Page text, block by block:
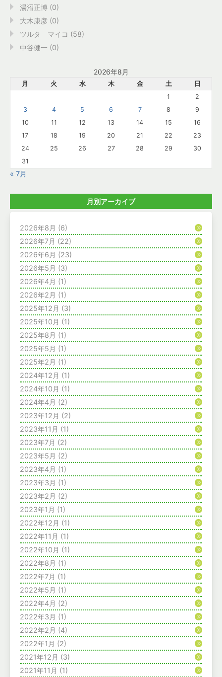
湯沼正博 (0)
大木康彦 (0)
ツルタ マイコ (58)
中谷健一 (0)
2026年8月
月 火 水 木 金 土
日
1
2
3
4 5 6 7 8
9
10
11 12 13 14 15
16
17
18 19 20 21 22
23
24
25 26 27 28 29
30
31
« 7月
月別アーカイブ
2026年8月 (6)
2026年7月 (22)
2026年6月 (23)
2026年5月 (3)
2026年4月 (1)
2026年2月 (1)
2025年12月 (3)
2025年10月 (1)
2025年8月 (1)
2025年5月 (1)
2025年2月 (1)
2024年12月 (1)
2024年10月 (1)
2024年4月 (2)
2023年12月 (2)
2023年11月 (1)
2023年7月 (2)
2023年5月 (2)
2023年4月 (1)
2023年3月 (1)
2023年2月 (2)
2023年1月 (1)
2022年12月 (1)
2022年11月 (1)
2022年10月 (1)
2022年8月 (1)
2022年7月 (1)
2022年5月 (1)
2022年4月 (2)
2022年3月 (1)
2022年2月 (4)
2022年1月 (2)
2021年12月 (3)
2021年11月 (1)